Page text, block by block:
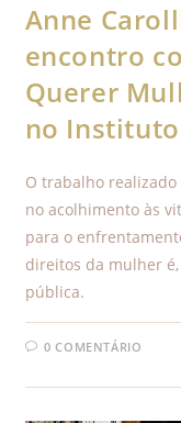
Anne
encontro
Querer
no
O trabalho
no acolhimento às
para o
direitos da mulher
pública.
0 COMENTÁRIO